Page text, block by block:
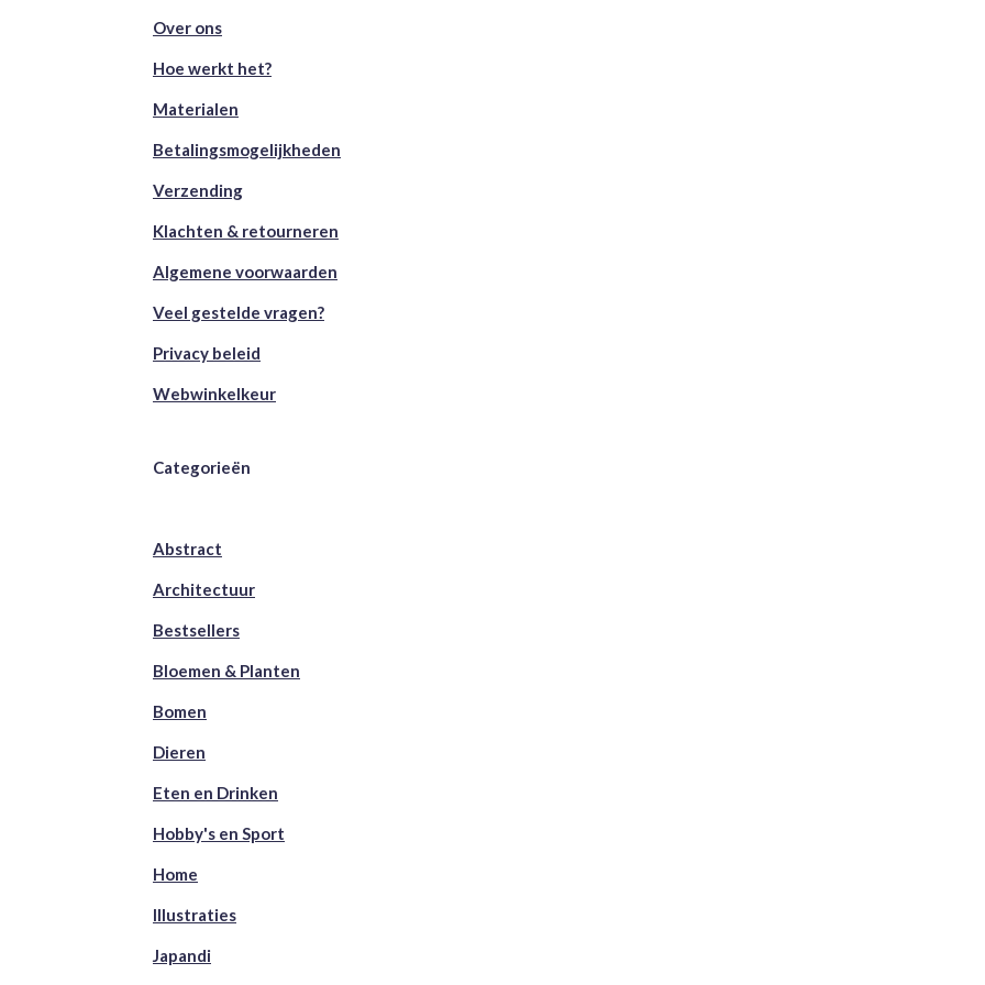
Over ons
Hoe werkt het?
Materialen
Betalingsmogelijkheden
Verzending
Klachten & retourneren
Algemene voorwaarden
Veel gestelde vragen?
Privacy beleid
Webwinkelkeur
Categorieën
Abstract
Architectuur
Bestsellers
Bloemen & Planten
Bomen
Dieren
Eten en Drinken
Hobby's en Sport
Home
Illustraties
Japandi